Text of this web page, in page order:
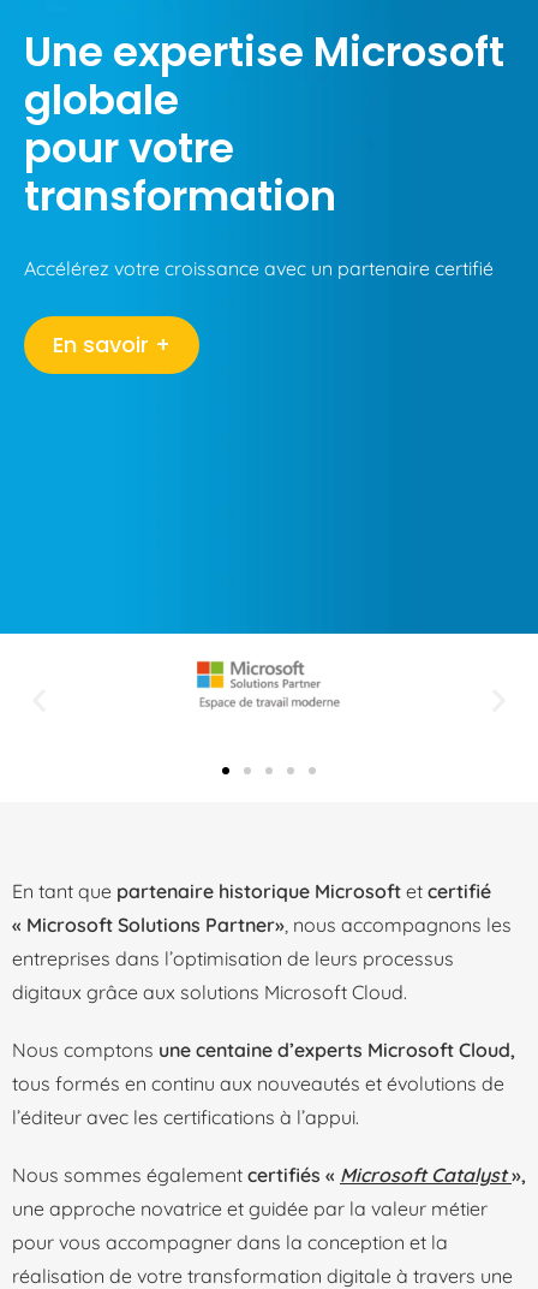
Une expertise Microsoft
globale
pour votre
transformation
Accélérez votre croissance avec un partenaire certifié
En savoir +
En tant que partenaire historique Microsoft et certifié
« Microsoft Solutions Partner», nous accompagnons les
entreprises dans l’optimisation de leurs processus
digitaux grâce aux solutions Microsoft Cloud.
Nous comptons une centaine d’experts Microsoft Cloud,
tous formés en continu aux nouveautés et évolutions de
l’éditeur avec les certifications à l’appui.
Nous sommes également certifiés « Microsoft Catalyst»,
une approche novatrice et guidée par la valeur métier
pour vous accompagner dans la conception et la
réalisation de votre transformation digitale à travers une